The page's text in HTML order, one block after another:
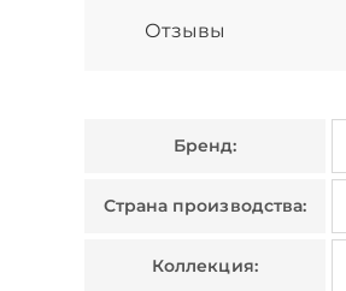
Отзывы
Бренд:
Страна производства:
Коллекция: